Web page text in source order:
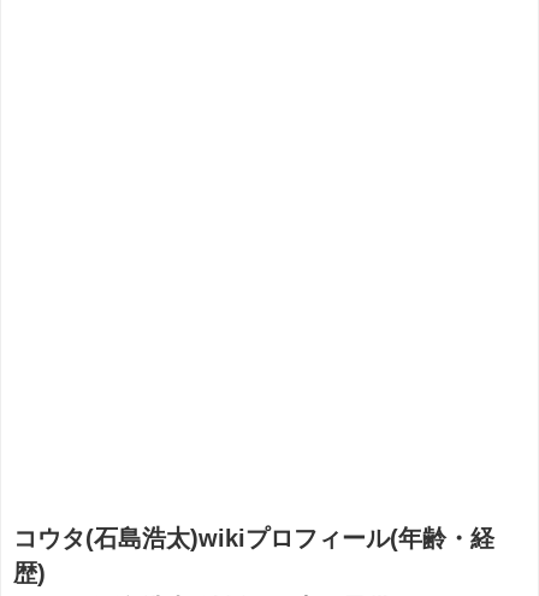
コウタ(石島浩太)wikiプロフィール(年齢・経
歴)